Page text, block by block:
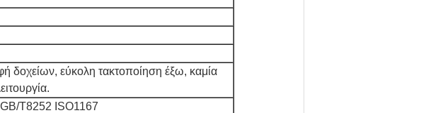
δοχείων, εύκολη τακτοποίηση έξω, καμία
T8252 ISO1167